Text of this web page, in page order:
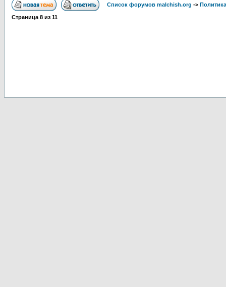
Список форумов malchish.org ->
Страница 8 из 11